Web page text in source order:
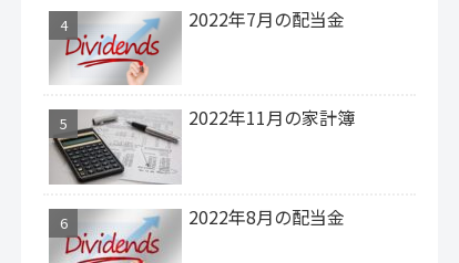
2022年7月の配当金
2022年11月の家計簿
2022年8月の配当金